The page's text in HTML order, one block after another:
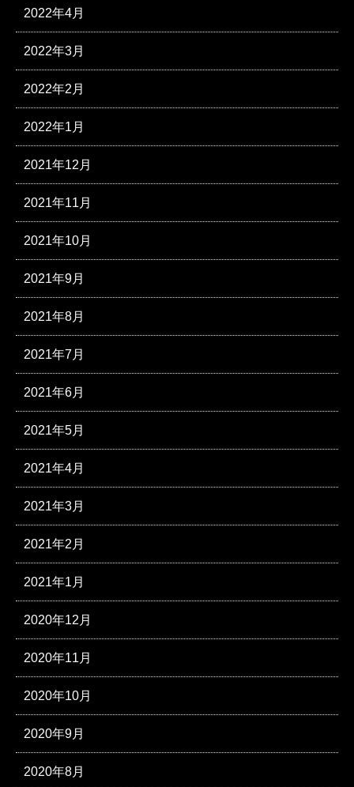
2022年4月
2022年3月
2022年2月
2022年1月
2021年12月
2021年11月
2021年10月
2021年9月
2021年8月
2021年7月
2021年6月
2021年5月
2021年4月
2021年3月
2021年2月
2021年1月
2020年12月
2020年11月
2020年10月
2020年9月
2020年8月